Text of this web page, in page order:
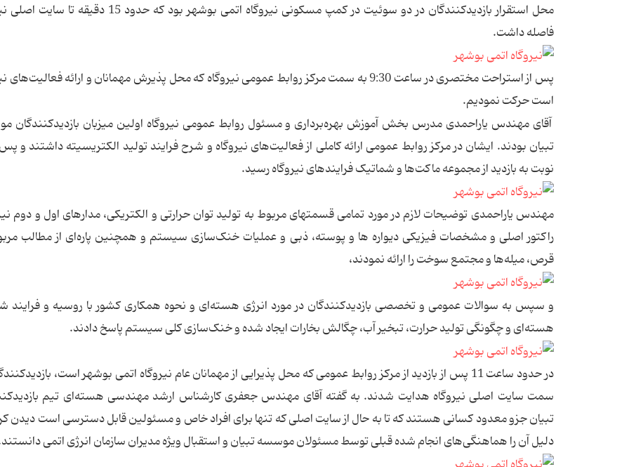
محل استقرار بازدیدکنندگان در دو سوئیت در کمپ مسکونی نیروگاه اتمی بوشهر بود که حدود 15
فاصله داشت.
پس از استراحت مختصری در ساعت 9:30 به سمت مرکز روابط عمومی نیروگاه که محل پذیرش مهمانان و ارائه فعالیت‌های
است حرکت نمودیم.
آقای مهندس یاراحمدی مدرس بخش آموزش بهره‌برداری و مسئول روابط عمومی نیروگاه اولین میزبان بازدیدکنندگان
تبیان بودند. ایشان در مرکز روابط عمومی ارائه کاملی از فعالیت‌های نیروگاه و شرح فرایند تولید الکتریسیته داشتند و
نوبت به بازدید از مجموعه ماکت‌ها و شماتیک فرایندهای نیروگاه رسید.
مهندس یاراحمدی توضیحات لازم در مورد تمامی قسمتهای مربوط به تولید توان حرارتی و الکتریکی، مدارهای اول و دوم
راکتور اصلی و مشخصات فیزیکی دیواره ها و پوسته، ذبی و عملیات خنک‌سازی سیستم و همچنین پاره‌ای از مطالب
قرص، میله‌ها و مجتمع سوخت را ارائه نمودند،
و سپس به سوالات عمومی و تخصصی بازدیدکنندگان در مورد انرژی هسته‌ای و نحوه همکاری کشور با روسیه و فرایند
هسته‌ای و چگونگی تولید حرارت، تبخیر آب، چگالش بخارات ایجاد شده و خنک‌سازی کلی سیستم پاسخ دادند.
در حدود ساعت 11 پس از بازدید از مرکز روابط عمومی که محل پذیرایی از مهمانان عام نیروگاه اتمی بوشهر است،
سمت سایت اصلی نیروگاه هدایت شدند. به گفته آقای مهندس جعفری کارشناس ارشد مهندسی هسته‌ای تیم
تبیان جزو معدود کسانی هستند که تا به حال از سایت اصلی که تنها برای افراد خاص و مسئولین قابل دسترسی است دیدن
دلیل آن را هماهنگی‌های انجام شده قبلی توسط مسئولان موسسه تبیان و استقبال ویژه مدیران سازمان انرژی اتمی